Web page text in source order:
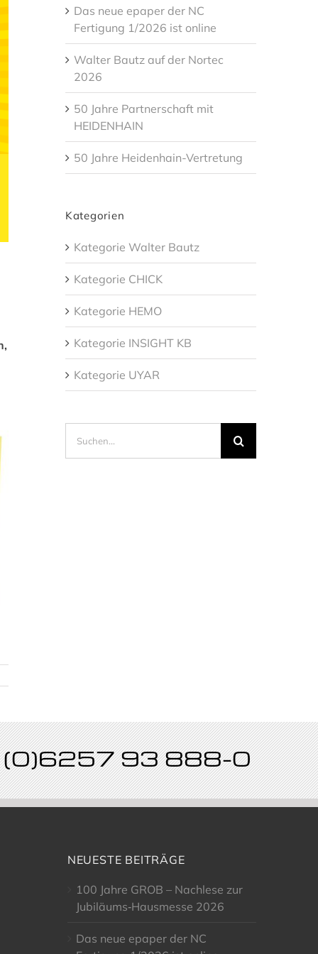
Das neue epaper der NC
Fertigung 1/2026 ist online
Walter Bautz auf der Nortec
2026
50 Jahre Partnerschaft mit
HEIDENHAIN
50 Jahre Heidenhain-Vertretung
Kategorien
Kategorie Walter Bautz
Kategorie CHICK
Kategorie HEMO
Kategorie INSIGHT KB
Kategorie UYAR
nach:
(0)6257 93 888-0
NEUESTE BEITRÄGE
100 Jahre GROB – Nachlese zur
Jubiläums‑Hausmesse 2026
Das neue epaper der NC